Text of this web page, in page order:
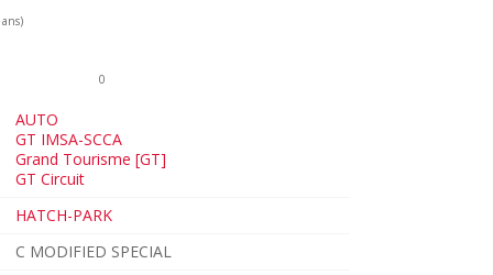
0
AUTO
GT IMSA-SCCA
Grand Tourisme [GT]
GT Circuit
HATCH-PARK
C MODIFIED SPECIAL